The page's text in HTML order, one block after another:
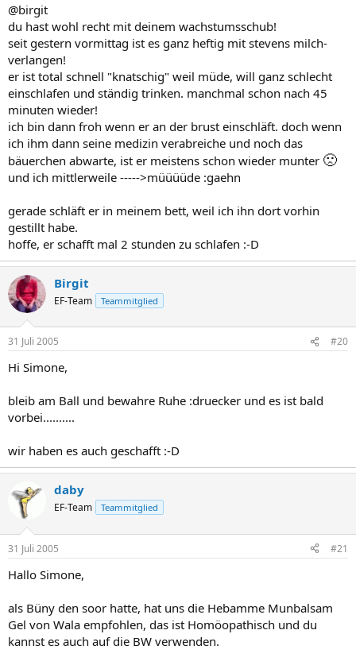
@birgit
du hast wohl recht mit deinem wachstumsschub!
seit gestern vormittag ist es ganz heftig mit stevens milch-
verlangen!
er ist total schnell "knatschig" weil müde, will ganz schlecht
einschlafen und ständig trinken. manchmal schon nach 45
minuten wieder!
ich bin dann froh wenn er an der brust einschläft. doch wenn
ich ihm dann seine medizin verabreiche und noch das
bäuerchen abwarte, ist er meistens schon wieder munter 🙁
und ich mittlerweile ----->müüüüde :gaehn
gerade schläft er in meinem bett, weil ich ihn dort vorhin
gestillt habe.
hoffe, er schafft mal 2 stunden zu schlafen :-D
Birgit
EF-Team Teammitglied
31 Juli 2005 #20
Hi Simone,
bleib am Ball und bewahre Ruhe :druecker und es ist bald
vorbei..........
wir haben es auch geschafft :-D
daby
EF-Team Teammitglied
31 Juli 2005 #21
Hallo Simone,
als Büny den soor hatte, hat uns die Hebamme Munbalsam
Gel von Wala empfohlen, das ist Homöopathisch und du
kannst es auch auf die BW verwenden.